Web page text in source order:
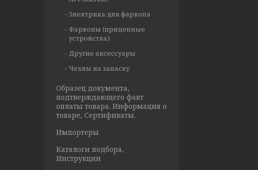
Электрика для фаркопа
Фаркопы (прицепные
устройства)
Другие аксессуары
Чехлы на запаску
Образец документа,
подтверждающего факт
оплаты товара. Информация о
товаре, Сертификаты.
Импортеры
Каталоги подбора,
Инструкции